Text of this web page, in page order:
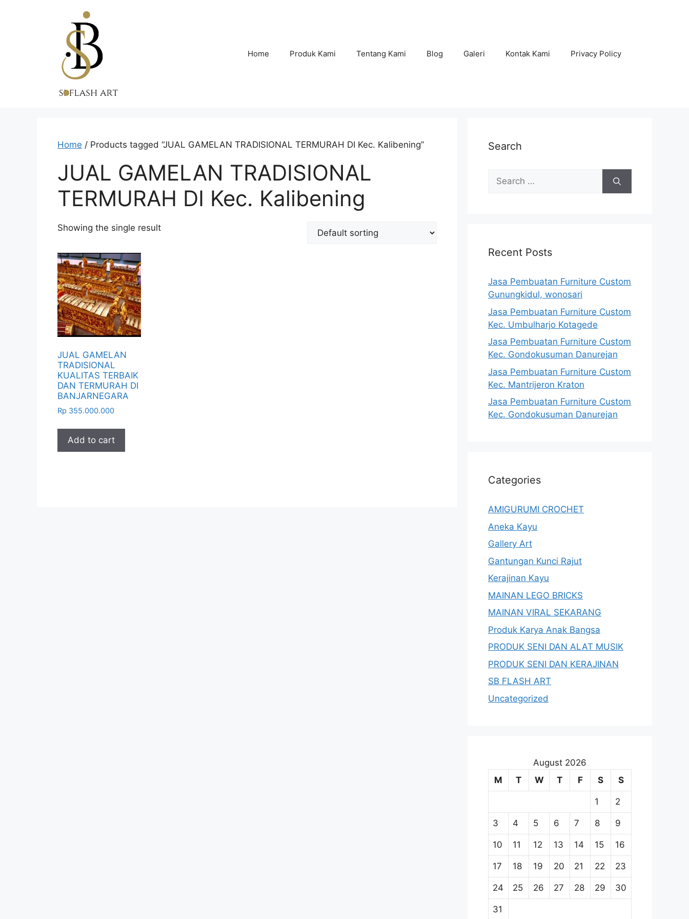
Home Produk Kami Tentang Kami Blog Galeri Kontak Kami Privacy Policy
Home / Products tagged “JUAL GAMELAN TRADISIONAL TERMURAH DI Kec. Kalibening”
JUAL GAMELAN TRADISIONAL
TERMURAH DI Kec. Kalibening
Showing the single result
JUAL GAMELAN
TRADISIONAL
KUALITAS TERBAIK
DAN TERMURAH DI
BANJARNEGARA
Rp 355.000.000
Add to cart
Search
Search
for:
Recent Posts
Jasa Pembuatan Furniture Custom
Gunungkidul, wonosari
Jasa Pembuatan Furniture Custom
Kec. Umbulharjo Kotagede
Jasa Pembuatan Furniture Custom
Kec. Gondokusuman Danurejan
Jasa Pembuatan Furniture Custom
Kec. Mantrijeron Kraton
Jasa Pembuatan Furniture Custom
Kec. Gondokusuman Danurejan
Categories
AMIGURUMI CROCHET
Aneka Kayu
Gallery Art
Gantungan Kunci Rajut
Kerajinan Kayu
MAINAN LEGO BRICKS
MAINAN VIRAL SEKARANG
Produk Karya Anak Bangsa
PRODUK SENI DAN ALAT MUSIK
PRODUK SENI DAN KERAJINAN
SB FLASH ART
Uncategorized
August 2026
M
T W T F S S
1 2
3 4 5 6 7 8 9
10 11 12 13 14 15 16
17 18 19 20 21 22 23
24 25 26 27 28 29 30
31